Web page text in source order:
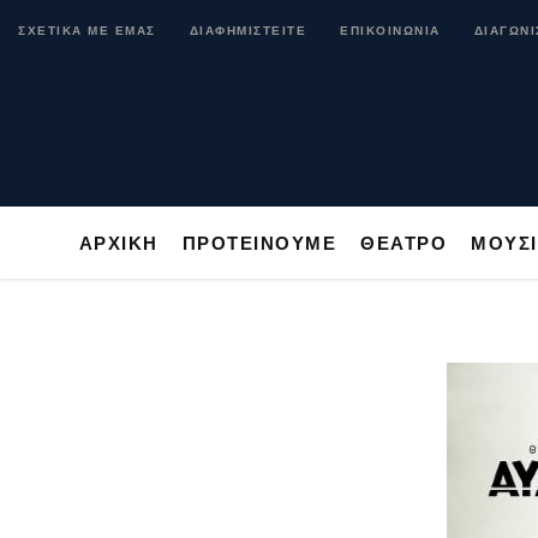
ΣΧΕΤΙΚΑ ΜΕ ΕΜΑΣ ΔΙΑΦΗΜΙΣΤΕΙΤΕ ΕΠΙΚΟΙΝΩΝΙΑ
ΑΡΧΙΚΗ ΠΡΟΤΕΙΝΟΥΜΕ ΘΕΑΤΡΟ
ΑΡΧΙΚΗ ΠΡΟΤΕΙΝΟΥΜΕ ΘΕΑΤΡΟ